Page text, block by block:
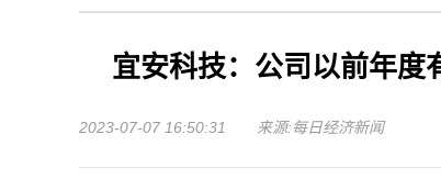
宜安科技：公司以前年度
2023-07-07 16:50:31 来源:每日经济新闻